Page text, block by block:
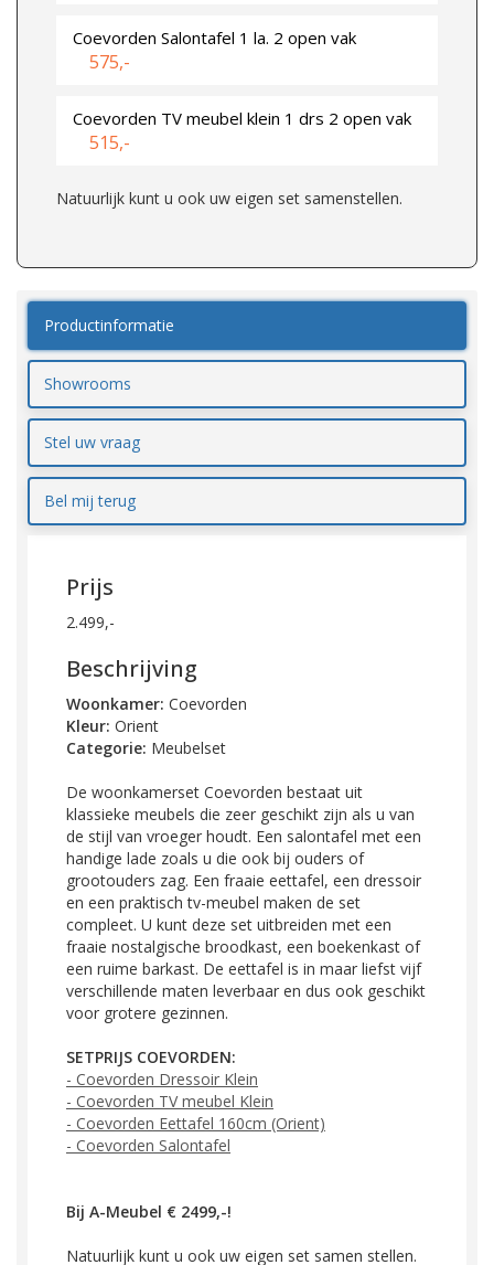
Coevorden Salontafel 1 la. 2 open vak
575,-
Coevorden TV meubel klein 1 drs 2 open vak
515,-
Natuurlijk kunt u ook uw eigen set samenstellen.
Productinformatie
Showrooms
Stel uw vraag
Bel mij terug
Prijs
2.499,-
Beschrijving
Woonkamer: Coevorden
Kleur: Orient
Categorie: Meubelset
De woonkamerset Coevorden bestaat uit
klassieke meubels die zeer geschikt zijn als u van
de stijl van vroeger houdt. Een salontafel met een
handige lade zoals u die ook bij ouders of
grootouders zag. Een fraaie eettafel, een dressoir
en een praktisch tv-meubel maken de set
compleet. U kunt deze set uitbreiden met een
fraaie nostalgische broodkast, een boekenkast of
een ruime barkast. De eettafel is in maar liefst vijf
verschillende maten leverbaar en dus ook geschikt
voor grotere gezinnen.
SETPRIJS COEVORDEN:
- Coevorden Dressoir Klein
- Coevorden TV meubel Klein
- Coevorden Eettafel 160cm (Orient)
- Coevorden Salontafel
Bij A-Meubel € 2499,-!
Natuurlijk kunt u ook uw eigen set samen stellen.